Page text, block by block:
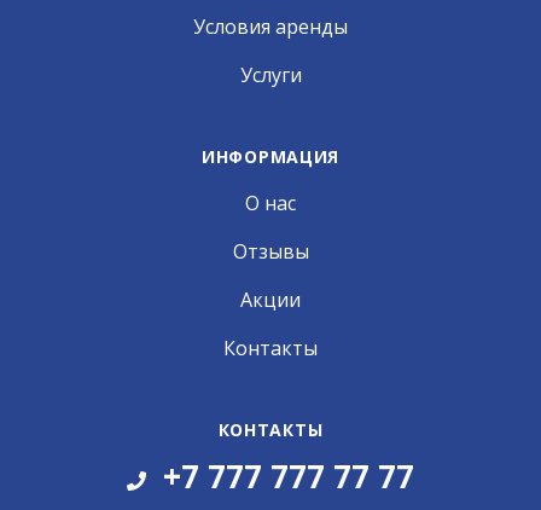
Условия аренды
Услуги
ИНФОРМАЦИЯ
О нас
Отзывы
Акции
Контакты
КОНТАКТЫ
+7 777 777 77 77